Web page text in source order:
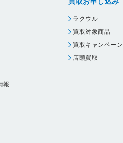
報
ラクウル
買取対象商品
買取キャンペーン
店頭買取